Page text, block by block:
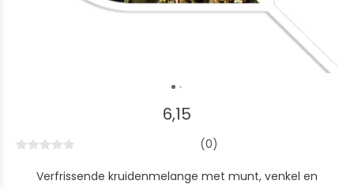
6,15
(0)
Verfrissende kruidenmelange met munt, venkel en